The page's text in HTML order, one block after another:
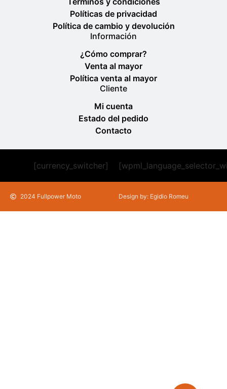
Políticas de privacidad
Política de cambio y devolución
Información
¿Cómo comprar?
Venta al mayor
Política venta al mayor
Cliente
Mi cuenta
Estado del pedido
Contacto
[currency_switcher]
2024 Fullpower Moto Design by: Egidio Romeu